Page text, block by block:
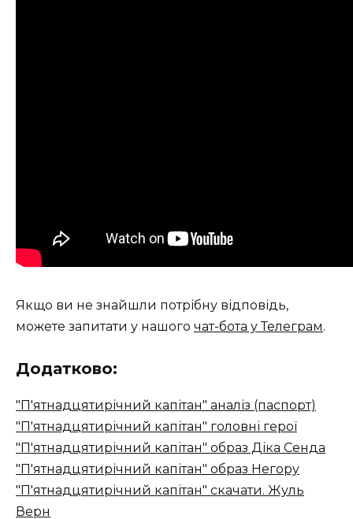
Якщо ви не знайшли потрібну відповідь,
можете запитати у нашого чат-бота у Телеграм.
Додатково:
"П'ятнадцятирічний капітан" аналіз (паспорт)
"П'ятнадцятирічний капітан" головні герої
"П'ятнадцятирічний капітан" образ Діка Сенда
"П'ятнадцятирічний капітан" образ Негору
"П'ятнадцятирічний капітан" скачати. Жуль
Верн